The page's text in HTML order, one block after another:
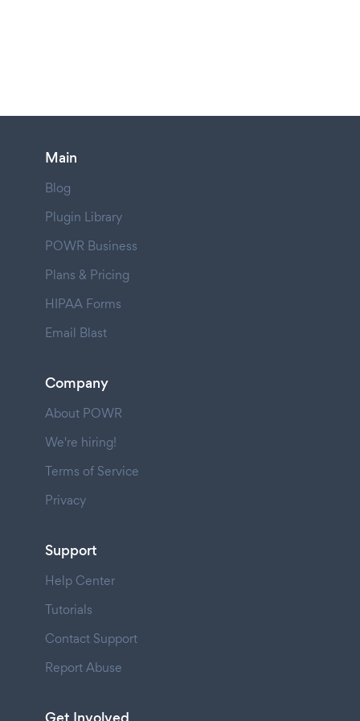
Main
Blog
Plugin Library
POWR Business
Plans & Pricing
HIPAA Forms
Email Blast
Company
About POWR
We're hiring!
Terms of Service
Privacy
Support
Help Center
Tutorials
Contact Support
Report Abuse